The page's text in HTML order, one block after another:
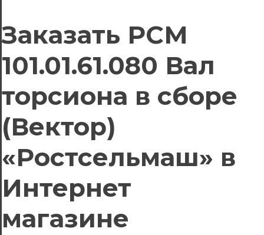
Заказать РСМ
101.01.61.080 Вал
торсиона в сборе
(Вектор)
«Ростсельмаш» в
Интернет
магазине